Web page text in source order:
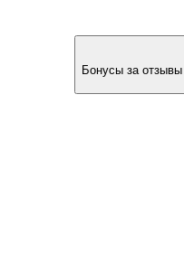
Бонусы за отзывы